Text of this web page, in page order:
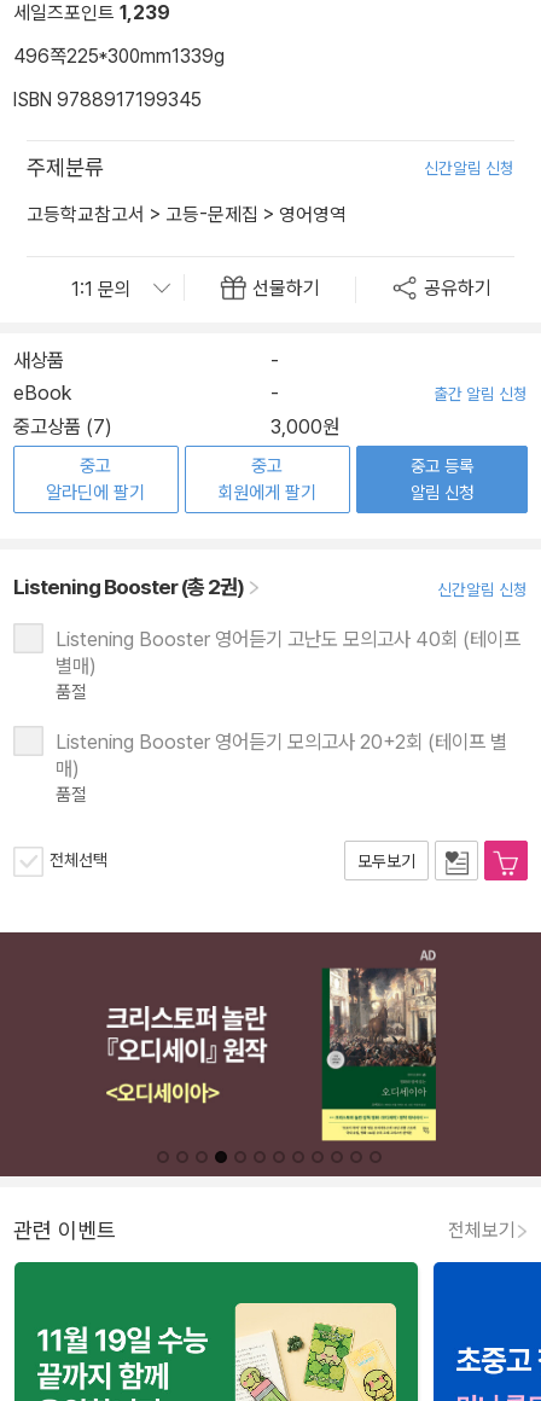
세일즈포인트 1,239
496쪽225*300mm1339g
ISBN 9788917199345
주제분류 신간알림 신청
고등학교참고서 > 고등-문제집 > 영어영역
선물하기 공유하기
새상품
-
eBook
- 출간 알림 신청
중고상품 (7) 3,000원
중고
알라딘에 팔기
중고
회원에게 팔기
중고 등록
알림 신청
Listening Booster (총 2권) 신간알림 신청
Listening Booster 영어듣기 고난도 모의고사 40회 (테이프
별매)
품절
Listening Booster 영어듣기 모의고사 20+2회 (테이프 별
매)
품절
전체선택 모두보기
관련 이벤트 전체보기